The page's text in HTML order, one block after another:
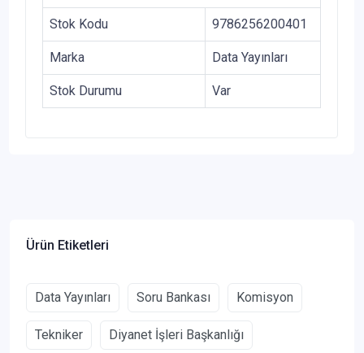
Stok Kodu 9786256200401
Marka Data Yayınları
Stok Durumu Var
Ürün Etiketleri
Data Yayınları Soru Bankası Komisyon
Tekniker Diyanet İşleri Başkanlığı